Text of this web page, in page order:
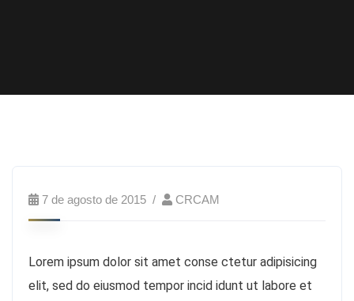
7 de agosto de 2015 CRCAM
Lorem ipsum dolor sit amet conse ctetur adipisicing
elit, sed do eiusmod tempor incid idunt ut labore et